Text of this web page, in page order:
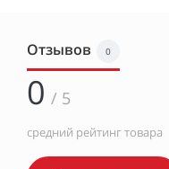
Отзывов 0
0 / 5
средний рейтинг товара